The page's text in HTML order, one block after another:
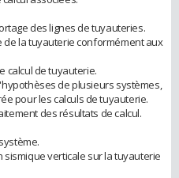
des lignes de tuyauteries.
de la tuyauterie conformément aux
calcul de tuyauterie.
de plusieurs systèmes,
pour les calculs de tuyauterie.
des résultats de calcul.
sismique verticale sur la tuyauterie